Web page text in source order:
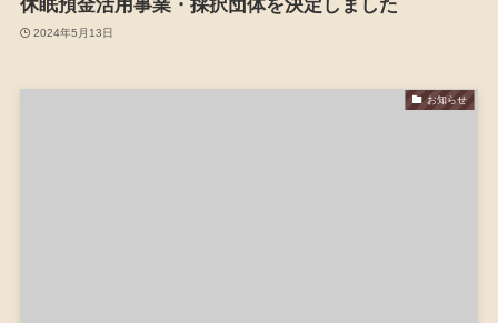
休眠預金活用事業・採択団体を決定しました
2024年5月13日
お知らせ